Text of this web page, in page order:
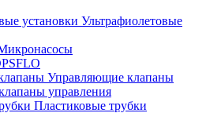
Ультрафиолетовые
Управляющие клапаны
управления
Пластиковые трубки